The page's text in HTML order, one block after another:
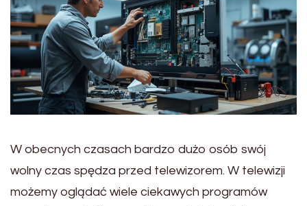
W obecnych czasach bardzo dużo osób swój
wolny czas spędza przed telewizorem. W telewizji
możemy oglądać wiele ciekawych programów